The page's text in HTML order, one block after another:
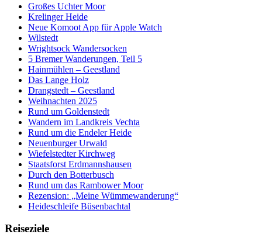
Großes Uchter Moor
Krelinger Heide
Neue Komoot App für Apple Watch
Wilstedt
Wrightsock Wandersocken
5 Bremer Wanderungen, Teil 5
Hainmühlen – Geestland
Das Lange Holz
Drangstedt – Geestland
Weihnachten 2025
Rund um Goldenstedt
Wandern im Landkreis Vechta
Rund um die Endeler Heide
Neuenburger Urwald
Wiefelstedter Kirchweg
Staatsforst Erdmannshausen
Durch den Botterbusch
Rund um das Rambower Moor
Rezension: „Meine Wümmewanderung“
Heideschleife Büsenbachtal
Reiseziele